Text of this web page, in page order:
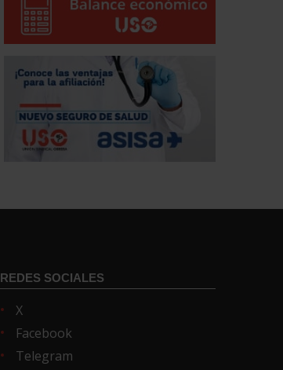
REDES SOCIALES
X
Facebook
Telegram